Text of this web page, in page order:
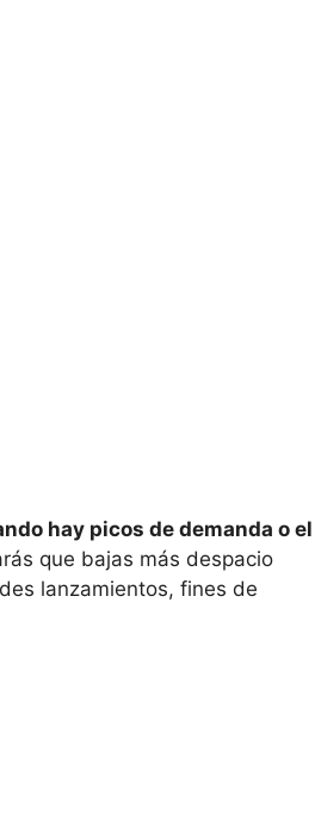
hay picos de demanda o el
que bajas más despacio
lanzamientos, fines de